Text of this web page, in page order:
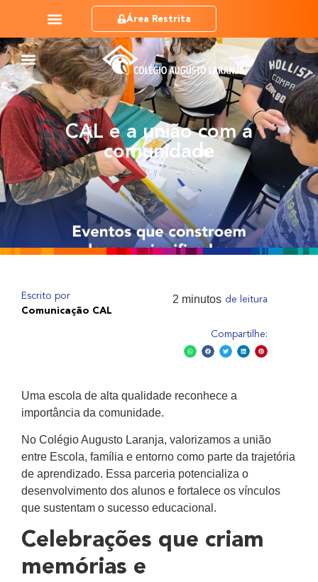
Área Restrita
CAL e a união com a
comunidade
Escrito por
Comunicação CAL
de leitura
Compartilhe:
Uma escola de alta qualidade reconhece a
importância da comunidade.
No Colégio Augusto Laranja, valorizamos a união
entre Escola, família e entorno como parte da trajetória
de aprendizado. Essa parceria potencializa o
desenvolvimento dos alunos e fortalece os vínculos
que sustentam o sucesso educacional.
Celebrações que criam
memórias e